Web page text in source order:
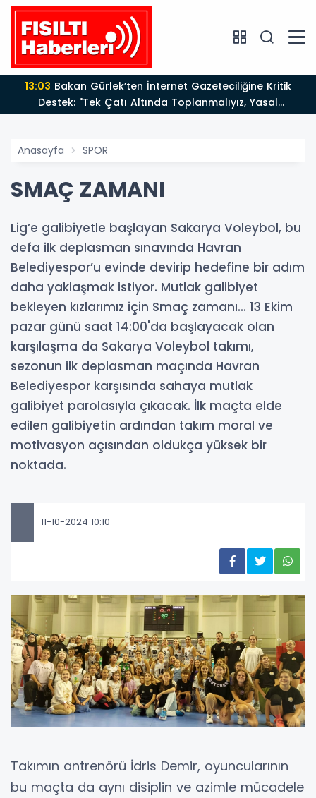
12:12Fısıltı Haberleri Yazarı Dr. Canan Yılmaz’a
Uluslararası Alanda Büyük Onur: “Dr. A.P.J. Abdul
Kalam İlham Ödülü 2026”
Anasayfa SPOR
SMAÇ ZAMANI
Lig’e galibiyetle başlayan Sakarya Voleybol, bu
defa ilk deplasman sınavında Havran
Belediyespor’u evinde devirip hedefine bir adım
daha yaklaşmak istiyor. Mutlak galibiyet
bekleyen kızlarımız için Smaç zamanı... 13 Ekim
pazar günü saat 14:00'da başlayacak olan
karşılaşma da Sakarya Voleybol takımı,
sezonun ilk deplasman maçında Havran
Belediyespor karşısında sahaya mutlak
galibiyet parolasıyla çıkacak. İlk maçta elde
edilen galibiyetin ardından takım moral ve
motivasyon açısından oldukça yüksek bir
noktada.
11-10-2024 10:10
Takımın antrenörü İdris Demir, oyuncularının
bu maçta da aynı disiplin ve azimle mücadele